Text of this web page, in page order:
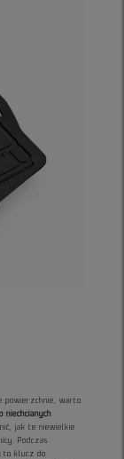
powierzchnie, warto
niechcianych
jak te niewielkie
Podczas
to klucz do